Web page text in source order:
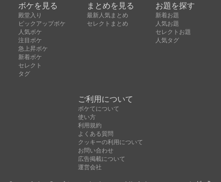
ボケを見る
殿堂入り
ピックアップボケ
人気ボケ
注目ボケ
急上昇ボケ
新着ボケ
セレクト
タグ
まとめを見る
最新人気まとめ
セレクトまとめ
お題を探す
新着お題
人気お題
セレクトお題
人気タグ
ご利用について
ボケてについて
使い方
利用規約
よくある質問
クッキーの利用について
お問い合わせ
広告掲載について
運営会社